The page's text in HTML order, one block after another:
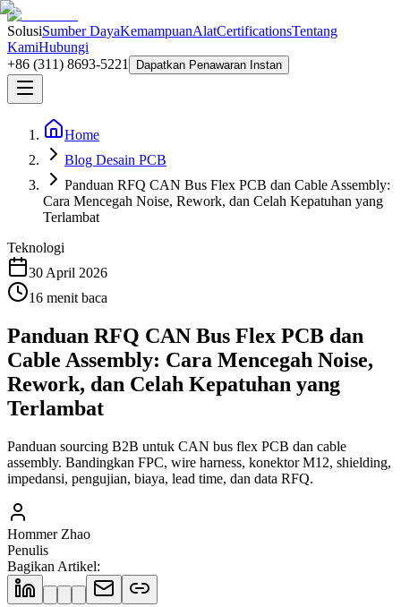
SolusiSumber DayaKemampuanAlatCertificationsTentang
KamiHubungi
+86 (311) 8693-5221
Dapatkan Penawaran Instan
Home
Blog Desain PCB
Panduan RFQ CAN Bus Flex PCB dan Cable Assembly:
Cara Mencegah Noise, Rework, dan Celah Kepatuhan yang
Terlambat
Teknologi
30 April 2026
16 menit baca
Panduan RFQ CAN Bus Flex PCB dan
Cable Assembly: Cara Mencegah Noise,
Rework, dan Celah Kepatuhan yang
Terlambat
Panduan sourcing B2B untuk CAN bus flex PCB dan cable
assembly. Bandingkan FPC, wire harness, konektor M12, shielding,
impedansi, pengujian, biaya, lead time, dan data RFQ.
Hommer Zhao
Penulis
Bagikan Artikel: